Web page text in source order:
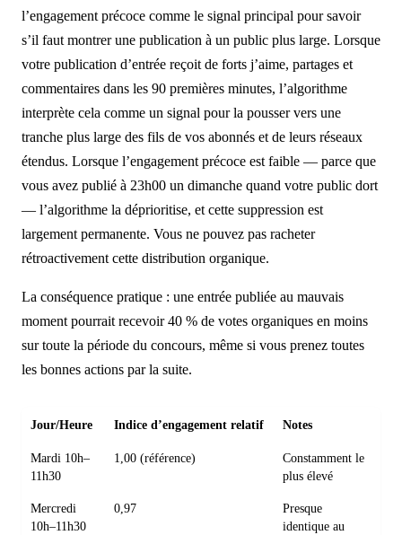
l’engagement précoce comme le signal principal pour savoir
s’il faut montrer une publication à un public plus large. Lorsque
votre publication d’entrée reçoit de forts j’aime, partages et
commentaires dans les 90 premières minutes, l’algorithme
interprète cela comme un signal pour la pousser vers une
tranche plus large des fils de vos abonnés et de leurs réseaux
étendus. Lorsque l’engagement précoce est faible — parce que
vous avez publié à 23h00 un dimanche quand votre public dort
— l’algorithme la déprioritise, et cette suppression est
largement permanente. Vous ne pouvez pas racheter
rétroactivement cette distribution organique.
La conséquence pratique : une entrée publiée au mauvais
moment pourrait recevoir 40 % de votes organiques en moins
sur toute la période du concours, même si vous prenez toutes
les bonnes actions par la suite.
Jour/Heure Indice d’engagement relatif Notes
Mardi 10h–
11h30
1,00 (référence)
Constamment le
plus élevé
Mercredi
10h–11h30
0,97
Presque
identique au